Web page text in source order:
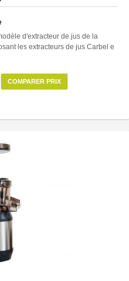
d'extracteur de jus de la
les extracteurs de jus Carbel e
COMPARER PRIX